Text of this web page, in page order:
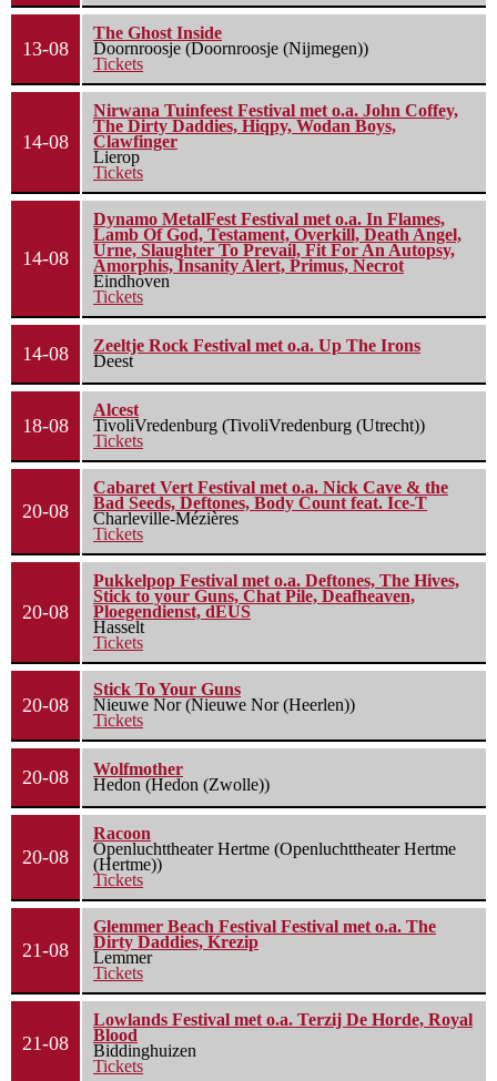
13-08
The Ghost Inside
Doornroosje (Doornroosje (Nijmegen))
Tickets
14-08
Nirwana Tuinfeest Festival met o.a. John Coffey,
The Dirty Daddies, Hiqpy, Wodan Boys,
Clawfinger
Lierop
Tickets
14-08
Dynamo MetalFest Festival met o.a. In Flames,
Lamb Of God, Testament, Overkill, Death Angel,
Urne, Slaughter To Prevail, Fit For An Autopsy,
Amorphis, Insanity Alert, Primus, Necrot
Eindhoven
Tickets
14-08
Zeeltje Rock Festival met o.a. Up The Irons
Deest
18-08
Alcest
TivoliVredenburg (TivoliVredenburg (Utrecht))
Tickets
20-08
Cabaret Vert Festival met o.a. Nick Cave & the
Bad Seeds, Deftones, Body Count feat. Ice-T
Charleville-Mézières
Tickets
20-08
Pukkelpop Festival met o.a. Deftones, The Hives,
Stick to your Guns, Chat Pile, Deafheaven,
Ploegendienst, dEUS
Hasselt
Tickets
20-08
Stick To Your Guns
Nieuwe Nor (Nieuwe Nor (Heerlen))
Tickets
20-08
Wolfmother
Hedon (Hedon (Zwolle))
20-08
Racoon
Openluchttheater Hertme (Openluchttheater Hertme
(Hertme))
Tickets
21-08
Glemmer Beach Festival Festival met o.a. The
Dirty Daddies, Krezip
Lemmer
Tickets
21-08
Lowlands Festival met o.a. Terzij De Horde, Royal
Blood
Biddinghuizen
Tickets